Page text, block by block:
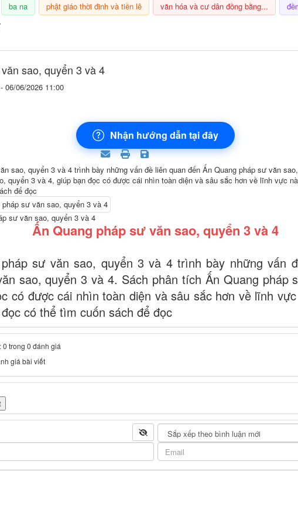
ba na phật giáo thời đinh và tiền lê văn hóa và cư dân đồng bằng...
sao, quyển 3 và 4
06/06/2026 11:00
Nhận hướng dẫn tại đây
sao, quyển 3 và 4 trình bày những vấn đề liên quan đến Ấn Quang pháp sư văn
quyển 3 và 4, giúp bạn đọc có được cái nhìn toàn diện và sâu sắc hơn về lĩnh vực
để đọc
sư văn sao, quyển 3 và 4
Ấn Quang pháp sư văn sao, quyển 3 và 4
sư văn sao, quyển 3 và 4 trình bày những vấn
sao, quyển 3 và 4. Sách phân tích Ấn Quang pháp
có được cái nhìn toàn diện và sâu sắc hơn về lĩnh
có thể tìm cuốn sách để đọc
0 trong 0 đánh giá
giá bài viết